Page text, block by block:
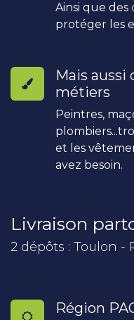
Ainsi que des
protéger les
Mais aussi
métiers
Peintres,
et les
avez besoin.
Livraison
2 dépôts : Toulon -
Région